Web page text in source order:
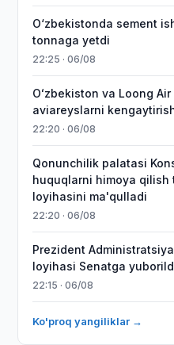
O‘zbekistonda sement
tonnaga yetdi
22:25 · 06/08
Oʻzbekiston va Loong
aviareyslarni
22:20 · 06/08
Qonunchilik palatasi
huquqlarni himoya
loyihasini ma'qulladi
22:20 · 06/08
Prezident
loyihasi Senatga
22:15 · 06/08
Ko'proq yangiliklar →